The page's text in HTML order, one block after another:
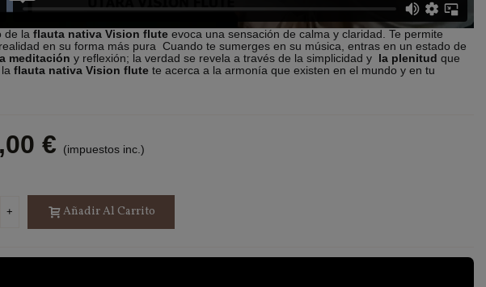
de la flauta nativa Vision flute evoca una sensación de calma y claridad. Te permite
en su forma más pura Cuando te sumerges en su música, entras en un estado de
meditación y reflexión; la verdad se revela a través de la simplicidad y la plenitud que
flauta nativa Vision flute te acerca a la armonía que existen en el mundo y en tu
€ (impuestos inc.)
+ Añadir Al Carrito